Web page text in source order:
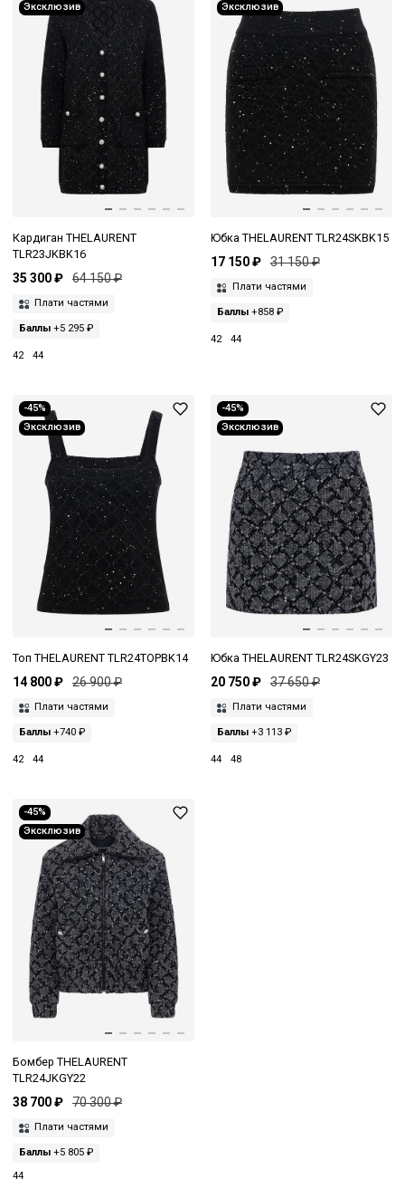
Эксклюзив
Кардиган THELAURENT
TLR23JKBK16
35 300 ₽ 64 150 ₽
Плати частями
Баллы +5 295 ₽
42 44
Эксклюзив
Юбка THELAURENT TLR24SKBK15
17 150 ₽ 31 150 ₽
Плати частями
Баллы+858 ₽
42 44
-45%
Эксклюзив
Топ THELAURENT TLR24TOPBK14
14 800 ₽ 26 900 ₽
Плати частями
Баллы +740 ₽
42 44
-45%
Эксклюзив
Юбка THELAURENT TLR24SKGY23
20 750 ₽ 37 650 ₽
Плати частями
Баллы+3 113 ₽
44 48
-45%
Эксклюзив
Бомбер THELAURENT
TLR24JKGY22
38 700 ₽ 70 300 ₽
Плати частями
Баллы +5 805 ₽
44